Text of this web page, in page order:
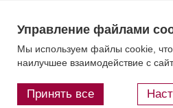
Контакты Блог
Управление файлами
Мы используем файлы cookie,
наилучшее взаимодействие с
Принять все